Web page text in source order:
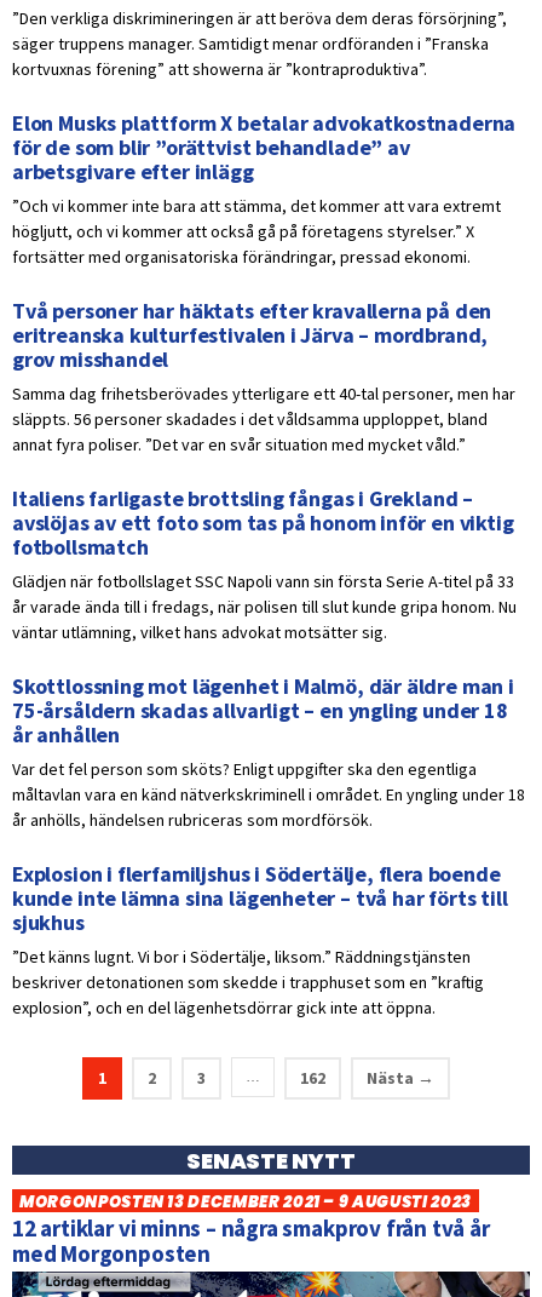
”Den verkliga diskrimineringen är att beröva dem deras försörjning”,
säger truppens manager. Samtidigt menar ordföranden i ”Franska
kortvuxnas förening” att showerna är ”kontraproduktiva”.
Elon Musks plattform X betalar advokatkostnaderna
för de som blir ”orättvist behandlade” av
arbetsgivare efter inlägg
”Och vi kommer inte bara att stämma, det kommer att vara extremt
högljutt, och vi kommer att också gå på företagens styrelser.” X
fortsätter med organisatoriska förändringar, pressad ekonomi.
Två personer har häktats efter kravallerna på den
eritreanska kulturfestivalen i Järva – mordbrand,
grov misshandel
Samma dag frihetsberövades ytterligare ett 40-tal personer, men har
släppts. 56 personer skadades i det våldsamma upploppet, bland
annat fyra poliser. ”Det var en svår situation med mycket våld.”
Italiens farligaste brottsling fångas i Grekland –
avslöjas av ett foto som tas på honom inför en viktig
fotbollsmatch
Glädjen när fotbollslaget SSC Napoli vann sin första Serie A-titel på 33
år varade ända till i fredags, när polisen till slut kunde gripa honom. Nu
väntar utlämning, vilket hans advokat motsätter sig.
Skottlossning mot lägenhet i Malmö, där äldre man i
75-årsåldern skadas allvarligt – en yngling under 18
år anhållen
Var det fel person som sköts? Enligt uppgifter ska den egentliga
måltavlan vara en känd nätverkskriminell i området. En yngling under 18
år anhölls, händelsen rubriceras som mordförsök.
Explosion i flerfamiljshus i Södertälje, flera boende
kunde inte lämna sina lägenheter – två har förts till
sjukhus
”Det känns lugnt. Vi bor i Södertälje, liksom.” Räddningstjänsten
beskriver detonationen som skedde i trapphuset som en ”kraftig
explosion”, och en del lägenhetsdörrar gick inte att öppna.
1 2 3 … 162 Nästa →
SENASTE NYTT
MORGONPOSTEN 13 DECEMBER 2021 – 9 AUGUSTI 2023
12 artiklar vi minns – några smakprov från två år
med Morgonposten